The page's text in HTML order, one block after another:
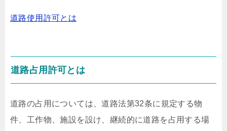
道路使用許可とは
道路占用許可とは
道路の占用については、道路法第32条に規定する物
件、工作物、施設を設け、継続的に道路を占用する場